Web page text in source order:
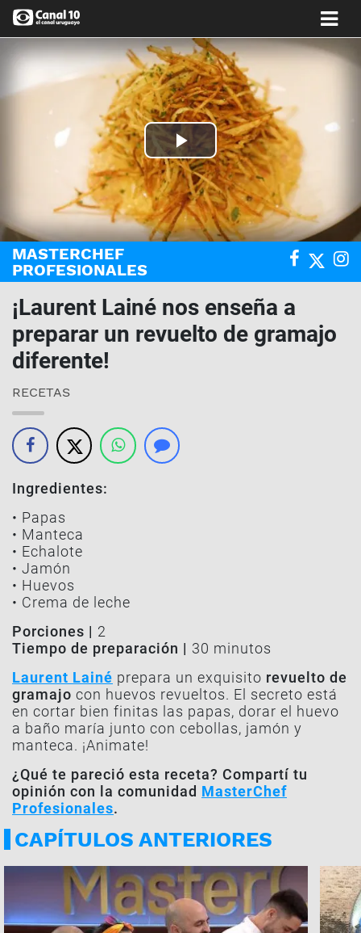
Play
Video
MASTERCHEF
PROFESIONALES
¡Laurent Lainé nos enseña a
preparar un revuelto de gramajo
diferente!
RECETAS
Ingredientes:
• Papas
• Manteca
• Echalote
• Jamón
• Huevos
• Crema de leche
Porciones | 2
Tiempo de preparación | 30 minutos
Laurent Lainé prepara un exquisito revuelto de
gramajo con huevos revueltos. El secreto está
en cortar bien finitas las papas, dorar el huevo
a baño maría junto con cebollas, jamón y
manteca. ¡Animate!
¿Qué te pareció esta receta? Compartí tu
opinión con la comunidad MasterChef
Profesionales.
CAPÍTULOS ANTERIORES